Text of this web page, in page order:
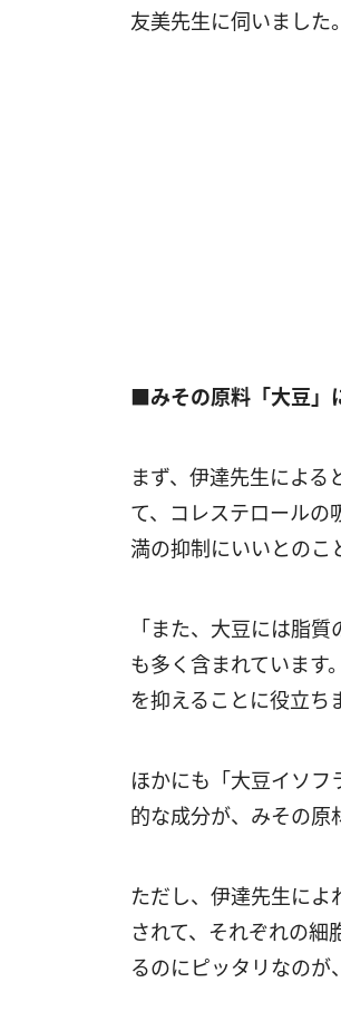
友美先生に伺いました。
■みその原料「大豆」
まず、伊達先生によ
て、コレステロールの
満の抑制にいいとのこ
「また、大豆には脂
も多く含まれています
を抑えることに役立ち
ほかにも「大豆イソフ
的な成分が、みその原
ただし、伊達先生によ
されて、それぞれの細
るのにピッタリなのが